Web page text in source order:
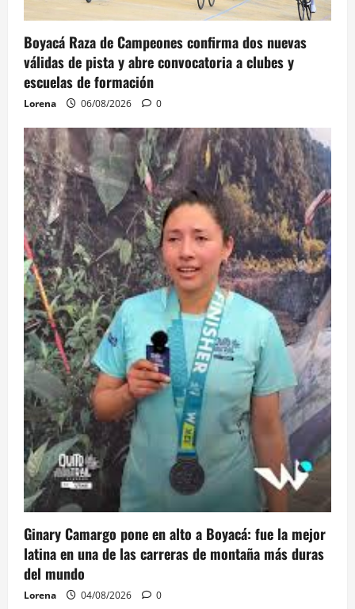
Boyacá Raza de Campeones confirma dos nuevas
válidas de pista y abre convocatoria a clubes y
escuelas de formación
Lorena 06/08/2026 0
Ginary Camargo pone en alto a Boyacá: fue la mejor
latina en una de las carreras de montaña más duras
del mundo
Lorena 04/08/2026 0